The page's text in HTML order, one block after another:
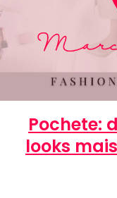
Pochete:
looks